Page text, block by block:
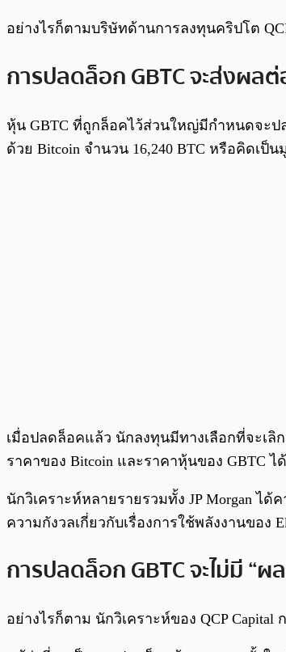
อย่างไรก็ตามบริษัทด้านการลงทุนคริปโต
การปลดล็อก GBTC จะส่งผล
หุ้น GBTC ที่ถูกล็อคไว้ส่วนใหญ่มีกำหนดจะ
ด้วย Bitcoin จำนวน 16,240 BTC หรือคิดเ
เมื่อปลดล็อคแล้ว นักลงทุนมีทางเลือกที่จะเ
ราคาของ Bitcoin และราคาหุ้นของ GBTC ได้
นักวิเคราะห์หลายรายรวมทั้ง JP Morgan
ความกังวลเกี่ยวกับเรื่องการใช้พลังงานของ
การปลดล็อก GBTC จะไม่มี “
อย่างไรก็ตาม นักวิเคราะห์ของ QCP Capital